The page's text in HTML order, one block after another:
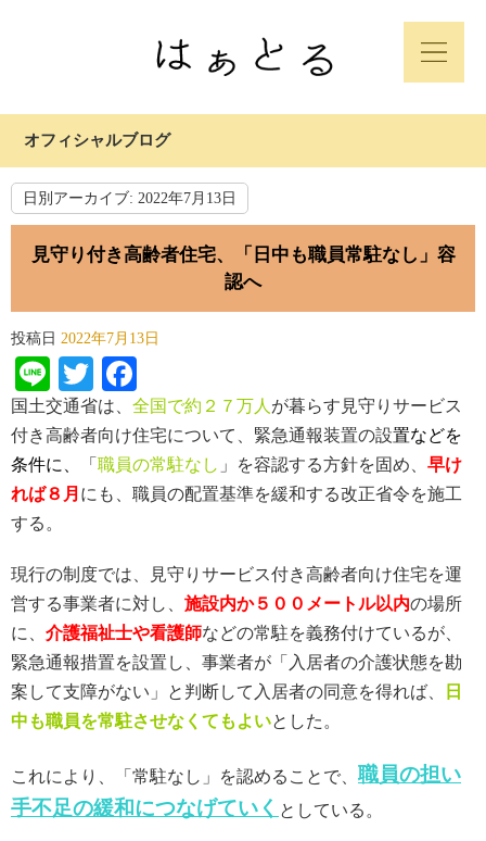
オフィシャルブログ
日別アーカイブ: 2022年7月13日
見守り付き高齢者住宅、「日中も職員常駐なし」容
認へ
投稿日 2022年7月13日
LineTwitter
国土交通省は、 全国で約２７万人 が暮らす見守りサービス
付き高齢者向け住宅について、緊急通報装置の設置などを
条件に、
「 職員の常駐なし 」を容認する方針を固め、 早け
れば８月 にも、職員の配置基準を緩和する改正省令を施工
する。
現行の制度では、見守りサービス付き高齢者向け住宅を運
営する事業者に対し、 施設内か５００メートル以内の場所
に、 介護福祉士や看護師などの常駐を義務付けているが、
緊急通報措置を設置し、事業者が「入居者の介護状態を勘
案して支障がない」と判断して入居者の同意を得れば、
日
中も職員を常駐させなくてもよいとした。
これにより、「常駐なし」を認めることで、 職員の担い
手不足の緩和につなげていく としている。